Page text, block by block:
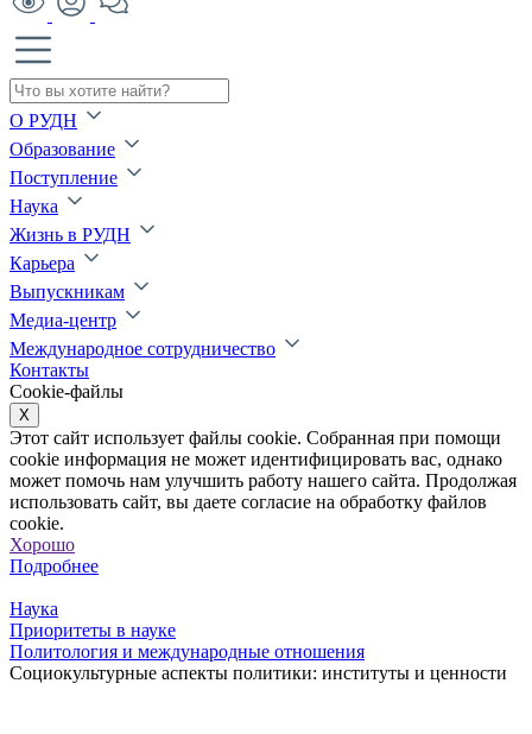
О РУДН
Образование
Поступление
Наука
Жизнь в РУДН
Карьера
Выпускникам
Медиа-центр
Международное сотрудничество
Контакты
Cookie-файлы
X
Этот сайт использует файлы cookie. Собранная при помощи
cookie информация не может идентифицировать вас, однако
может помочь нам улучшить работу нашего сайта. Продолжая
использовать сайт, вы даете согласие на обработку файлов
cookie.
Хорошо
Подробнее
Наука
Приоритеты в науке
Политология и международные отношения
Социокультурные аспекты политики: институты и ценности